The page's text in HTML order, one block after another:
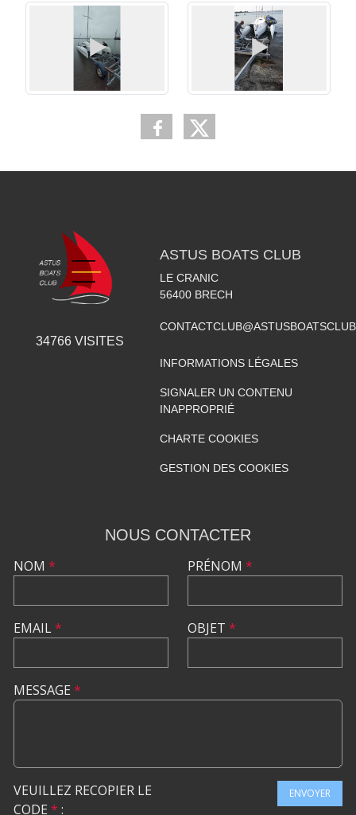
34766VISITES
ASTUS BOATS CLUB
LE CRANIC
56400 BRECH
INFORMATIONS LÉGALES
SIGNALER UN CONTENU
INAPPROPRIÉ
CHARTE COOKIES
GESTION DES COOKIES
NOUS CONTACTER
NOM *
EMAIL*
PRÉNOM *
OBJET *
MESSAGE *
VEUILLEZ RECOPIER LE
CODE * :
ENVOYER